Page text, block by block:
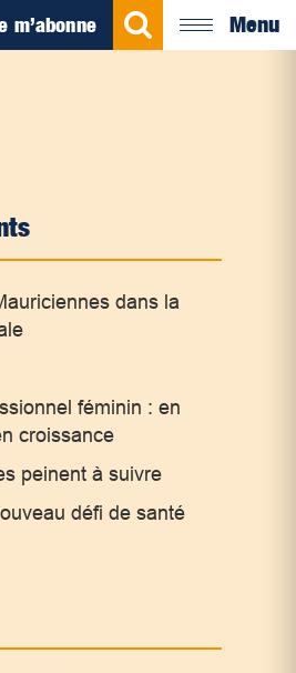
m’abonne Menu
dans la
féminin : en
croissance
peinent à suivre
défi de santé